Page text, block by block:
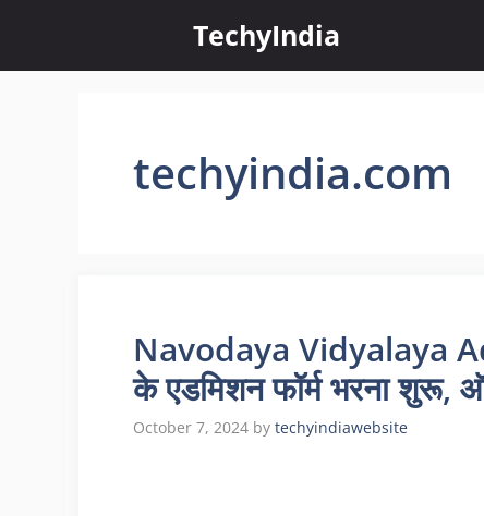
content
TechyIndia
techyindia.com
Navodaya Vidyalaya
के एडमिशन फॉर्म भरना
October 7, 2024 by techyindiawebsite